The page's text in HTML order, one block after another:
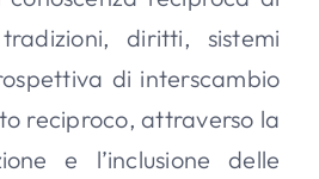
diritti, sistemi
di interscambio
reciproco, attraverso la
e l’inclusione delle